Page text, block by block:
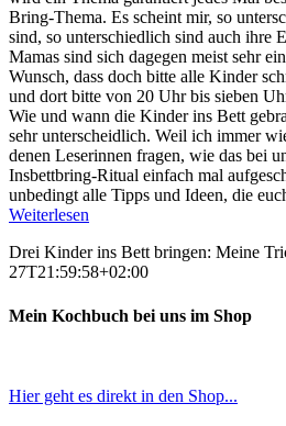
Bring-Thema. Es scheint mir, so
sind, so unterschiedlich sind auch ihre
Mamas sind sich dagegen meist sehr
Wunsch, dass doch bitte alle Kinder
und dort bitte von 20 Uhr bis sieben
Wie und wann die Kinder ins Bett
sehr unterscheidlich. Weil ich immer
denen Leserinnen fragen, wie das bei
Insbettbring-Ritual einfach mal
unbedingt alle Tipps und Ideen, die
Weiterlesen
Drei Kinder ins Bett bringen: Meine
27T21:59:58+02:00
Mein Kochbuch bei uns im Shop
Hier geht es direkt in den Shop...